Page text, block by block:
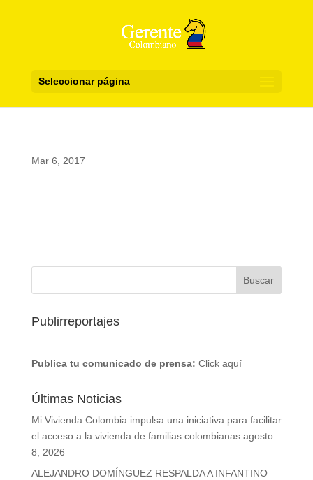
Seleccionar página
Mar 6, 2017
Publirreportajes
Publica tu comunicado de prensa: Click aquí
Últimas Noticias
Mi Vivienda Colombia impulsa una iniciativa para facilitar
el acceso a la vivienda de familias colombianas agosto
8, 2026
ALEJANDRO DOMÍNGUEZ RESPALDA A INFANTINO